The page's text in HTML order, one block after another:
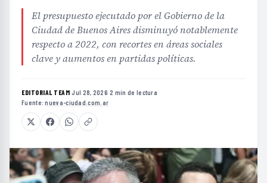
El presupuesto ejecutado por el Gobierno de la
Ciudad de Buenos Aires disminuyó notablemente
respecto a 2022, con recortes en áreas sociales
clave y aumentos en partidas políticas.
EDITORIAL TEAM·Jul 28, 2026·2 min de lectura·
Fuente:nueva-ciudad.com.ar